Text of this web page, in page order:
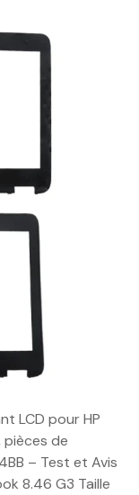
LCD pour HP
pièces de
– Test et Avis
8.46 G3 Taille